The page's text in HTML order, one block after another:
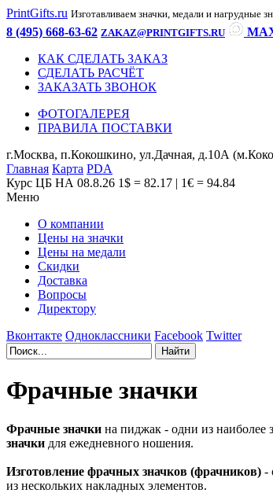
PrintGifts.ru Изготавливаем значки, медали и нагрудные
8 (495) 668-63-62 ZAKAZ@PRINTGIFTS.RU
КАК СДЕЛАТЬ ЗАКАЗ
СДЕЛАТЬ РАСЧЁТ
ЗАКАЗАТЬ ЗВОНОК
ФОТОГАЛЕРЕЯ
ПРАВИЛА ПОСТАВКИ
г.Москва, п.Кокошкино, ул.Дачная, д.10А
Главная Карта PDA
Курс ЦБ НА 08.8.26 1$ = 82.17 | 1€ = 94.84
Меню
О компании
Цены на значки
Цены на медали
Скидки
Доставка
Вопросы
Директору
Вконтакте Одноклассники Facebook Twitter
Фрачные значки
Фрачные значки на пиджак - одни из наиболее
значки для ежедневного ношения.
Изготовление фрачных значков (фрачников) -
из нескольких накладных элементов.